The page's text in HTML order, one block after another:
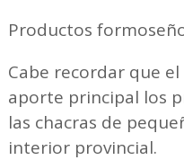
Productos
Cabe recordar que
aporte principal los
las chacras de
interior provincial.